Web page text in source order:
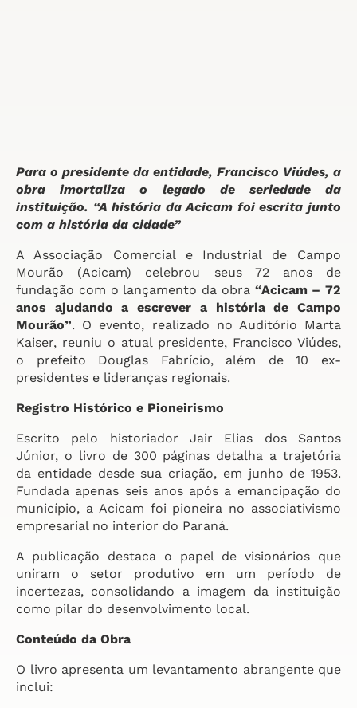
Para o presidente da entidade, Francisco Viúdes, a
obra imortaliza o legado de seriedade da
instituição. “A história da Acicam foi escrita junto
com a história da cidade”
A Associação Comercial e Industrial de Campo
Mourão (Acicam) celebrou seus 72 anos de
fundação com o lançamento da obra “Acicam – 72
anos ajudando a escrever a história de Campo
Mourão”. O evento, realizado no Auditório Marta
Kaiser, reuniu o atual presidente, Francisco Viúdes,
o prefeito Douglas Fabrício, além de 10 ex-
presidentes e lideranças regionais.
Registro Histórico e Pioneirismo
Escrito pelo historiador Jair Elias dos Santos
Júnior, o livro de 300 páginas detalha a trajetória
da entidade desde sua criação, em junho de 1953.
Fundada apenas seis anos após a emancipação do
município, a Acicam foi pioneira no associativismo
empresarial no interior do Paraná.
A publicação destaca o papel de visionários que
uniram o setor produtivo em um período de
incertezas, consolidando a imagem da instituição
como pilar do desenvolvimento local.
Conteúdo da Obra
O livro apresenta um levantamento abrangente que
inclui: